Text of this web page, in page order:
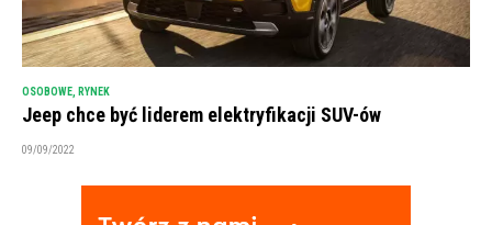
OSOBOWE RYNEK
Jeep chce być liderem elektryfikacji SUV-ów
09/09/2022